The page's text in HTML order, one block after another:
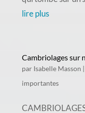
lire plus
Cambriolages sur
par Isabelle Masson |
importantes